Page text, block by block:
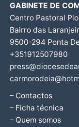
GABINETE DE
Centro Pastoral Pio
Bairro das
9500-294 Ponta
+351912507980
– Contactos
– Ficha técnica
– Quem somos